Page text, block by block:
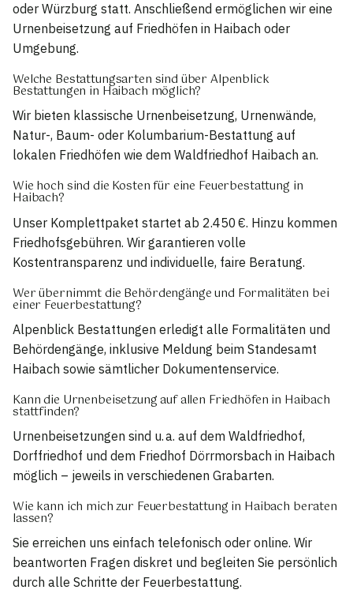
oder Würzburg statt. Anschließend ermöglichen wir eine
Urnenbeisetzung auf Friedhöfen in Haibach oder
Umgebung.
Welche Bestattungsarten sind über Alpenblick
Bestattungen in Haibach möglich?
Wir bieten klassische Urnenbeisetzung, Urnenwände,
Natur-, Baum- oder Kolumbarium-Bestattung auf
lokalen Friedhöfen wie dem Waldfriedhof Haibach an.
Wie hoch sind die Kosten für eine Feuerbestattung in
Haibach?
Unser Komplettpaket startet ab 2.450 €. Hinzu kommen
Friedhofsgebühren. Wir garantieren volle
Kostentransparenz und individuelle, faire Beratung.
Wer übernimmt die Behördengänge und Formalitäten bei
einer Feuerbestattung?
Alpenblick Bestattungen erledigt alle Formalitäten und
Behördengänge, inklusive Meldung beim Standesamt
Haibach sowie sämtlicher Dokumentenservice.
Kann die Urnenbeisetzung auf allen Friedhöfen in Haibach
stattfinden?
Urnenbeisetzungen sind u. a. auf dem Waldfriedhof,
Dorffriedhof und dem Friedhof Dörrmorsbach in Haibach
möglich – jeweils in verschiedenen Grabarten.
Wie kann ich mich zur Feuerbestattung in Haibach beraten
lassen?
Sie erreichen uns einfach telefonisch oder online. Wir
beantworten Fragen diskret und begleiten Sie persönlich
durch alle Schritte der Feuerbestattung.